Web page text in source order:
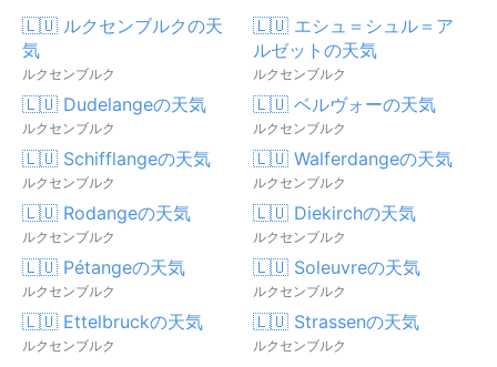
🇱🇺 ルクセンブルクの天
気
ルクセンブルク
🇱🇺 エシュ＝シュル＝ア
ルゼットの天気
ルクセンブルク
🇱🇺 Dudelangeの天気
ルクセンブルク
🇱🇺 ベルヴォーの天気
ルクセンブルク
🇱🇺 Schifflangeの天気
ルクセンブルク
🇱🇺 Walferdangeの天気
ルクセンブルク
🇱🇺 Rodangeの天気
ルクセンブルク
🇱🇺 Diekirchの天気
ルクセンブルク
🇱🇺 Pétangeの天気
ルクセンブルク
🇱🇺 Soleuvreの天気
ルクセンブルク
🇱🇺 Ettelbruckの天気
ルクセンブルク
🇱🇺 Strassenの天気
ルクセンブルク